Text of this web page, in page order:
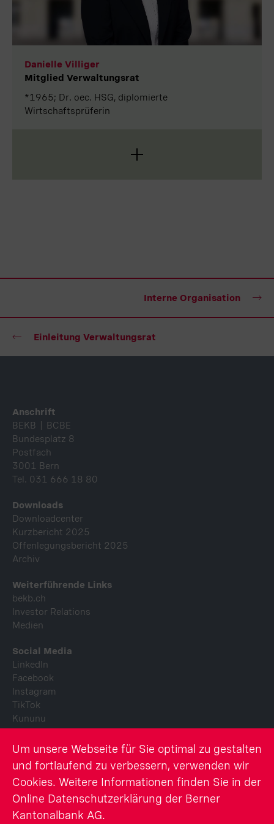
sowie Mitglied der Steuerungsgruppe des
Nationalen Forschungsprogramms 73
«Nachhaltige Wirtschaft» des Schweizerischen
Nationalfonds.
Danielle Villiger
Mitglied Verwaltungsrat
*1965; Dr. oec. HSG, diplomierte
Wirtschaftsprüferin
Danielle Villiger hat an der Universität St. Gallen in
Wirtschaftswissenschaften promoviert und sich
familieneigene Treuhandfirma ein, leitet diese
Finanzexpertin und hat ein breites Fachwissen im
Einleitung Verwaltungsrat
Interne Organisation
Fusszeile
Anschrift
BEKB | BCBE
Bundesplatz 8
Postfach
3001 Bern
Tel. 031 666 18 80
Downloads
Downloadcenter
Kurzbericht 2025
Offenlegungsbericht 2025
Archiv
Weiterführende Links
bekb.ch
Investor Relations
Medien
Social Media
LinkedIn
Facebook
Instagram
TikTok
Kununu
Youtube
© Berner Kantonalbank AG
Rechtliche Hinweise
Berichterstattung BEKB
Impressum
Um unsere Webseite für Sie optimal zu gestalten
und fortlaufend zu verbessern, verwenden wir
Cookies. Weitere Informationen finden Sie in der
Online Datenschutzerklärung der Berner
Kantonalbank AG.